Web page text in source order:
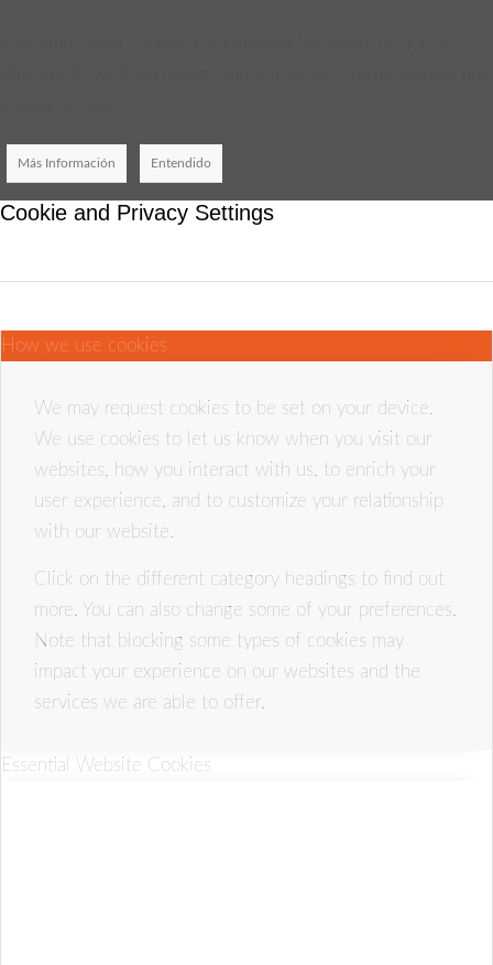
Más Información Entendido
Cookie and Privacy Settings
How we use cookies
We may request cookies to be set on your device.
We use cookies to let us know when you visit our
websites, how you interact with us, to enrich your
user experience, and to customize your relationship
with our website.
Click on the different category headings to find out
more. You can also change some of your preferences.
Note that blocking some types of cookies may
impact your experience on our websites and the
services we are able to offer.
Essential Website Cookies